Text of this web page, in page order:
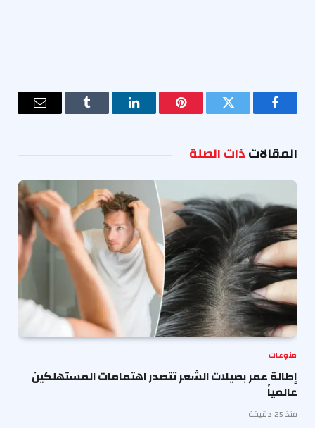
فيسبوك تويتر بينتيريستلينكدإن Tumblr
البريد
المقالاتذات الصلة
منوعات
إطالة عمر بصيلات الشعر تتصدر اهتمامات المستهلكين
عالمياً
منذ 25 دقيقة